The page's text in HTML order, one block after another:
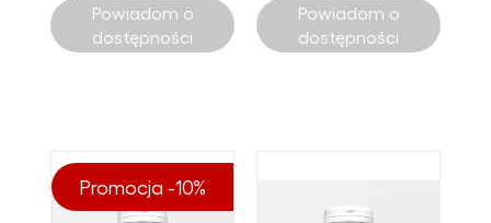
Powiadom o
dostępności
Powiadom o
dostępności
Promocja -10%